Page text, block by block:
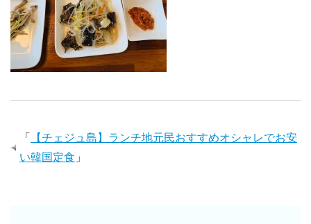
「
【チェジュ島】ランチ地元民おすすめオシャレでお安
い韓国定食 」